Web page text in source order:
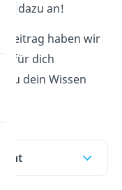
dazu an!
Beitrag haben wir
für dich
du dein Wissen